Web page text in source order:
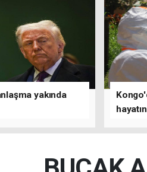
yakında